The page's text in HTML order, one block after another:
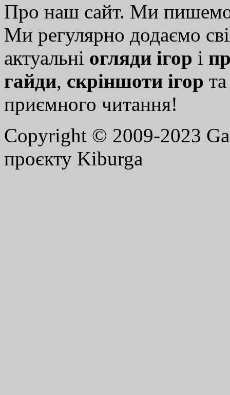
Про наш сайт. Ми
Ми регулярно додаємо
актуальні огляди ігор і
гайди, скріншоти ігор
приємного читання!
Copyright © 2009-2023
проєкту Kiburga